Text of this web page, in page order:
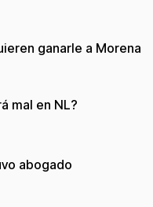
ganarle a Morena
mal en NL?
abogado